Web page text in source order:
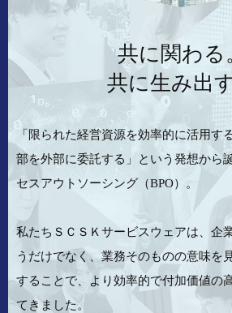
共に関わる
共に生み出す
「限られた経営資源を効率的に活用す
部を外部に委託する」という発想から
セスアウトソーシング（BPO）。
私たちＳＣＳＫサービスウェアは、企
うだけでなく、 業務そのものの意味を
することで、
より効率的で付加価値の
てきました。